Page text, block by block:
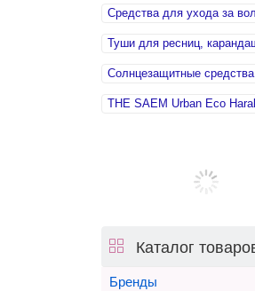
Средства для ухода за
Туши для ресниц,
Солнцезащитные
THE SAEM Urban Eco
Каталог
Бренды